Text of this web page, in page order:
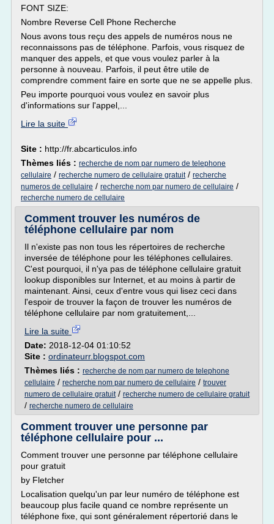
FONT SIZE:
Nombre Reverse Cell Phone Recherche
Nous avons tous reçu des appels de numéros nous ne
reconnaissons pas de téléphone. Parfois, vous risquez de
manquer des appels, et que vous voulez parler à la
personne à nouveau. Parfois, il peut être utile de
comprendre comment faire en sorte que ne se appelle plus.
Peu importe pourquoi vous voulez en savoir plus
d'informations sur l'appel,...
Lire la suite
Site : http://fr.abcarticulos.info
Thèmes liés : recherche de nom par numero de telephone
cellulaire / recherche numero de cellulaire gratuit/ recherche
numeros de cellulaire / recherche nom par numero de cellulaire /
recherche numero de cellulaire
Comment trouver les numéros de
téléphone cellulaire par nom
Il n'existe pas non tous les répertoires de recherche
inversée de téléphone pour les téléphones cellulaires.
C'est pourquoi, il n'ya pas de téléphone cellulaire gratuit
lookup disponibles sur Internet, et au moins à partir de
maintenant. Ainsi, ceux d'entre vous qui lisez ceci dans
l'espoir de trouver la façon de trouver les numéros de
téléphone cellulaire par nom gratuitement,...
Lire la suite
Date: 2018-12-04 01:10:52
Site : ordinateurr.blogspot.com
Thèmes liés : recherche de nom par numero de telephone
cellulaire / recherche nom par numero de cellulaire / trouver
numero de cellulaire gratuit/ recherche numero de cellulaire gratuit
/ recherche numero de cellulaire
Comment trouver une personne par
téléphone cellulaire pour ...
Comment trouver une personne par téléphone cellulaire
pour gratuit
by Fletcher
Localisation quelqu'un par leur numéro de téléphone est
beaucoup plus facile quand ce nombre représente un
téléphone fixe, qui sont généralement répertorié dans le